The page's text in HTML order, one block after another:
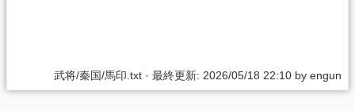
武将/秦国/馬印.txt · 最終更新: 2026/05/18 22:10 by engun